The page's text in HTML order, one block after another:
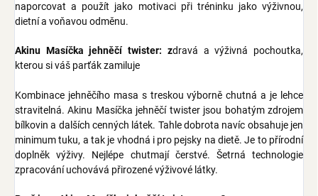
naporcovat a použít jako motivaci při tréninku jako výživnou,
dietní a voňavou odměnu.
Akinu Masíčka jehněčí twister: zdravá a výživná pochoutka,
kterou si váš parťák zamiluje
Kombinace jehněčího masa s treskou výborně chutná a je lehce
stravitelná.Akinu Masíčka jehněčí twister jsou bohatým zdrojem
bílkovin a dalších cenných látek. Tahle dobrota navíc obsahuje jen
minimum tuku, a tak je vhodná i pro pejsky na dietě. Je to přírodní
doplněk výživy. Nejlépe chutmají čerstvé. Šetrná technologie
zpracování uchovává přirozené výživové látky.